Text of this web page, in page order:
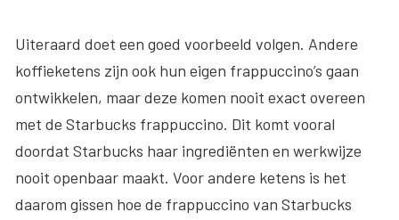
Uiteraard doet een goed voorbeeld volgen. Andere
koffieketens zijn ook hun eigen frappuccino’s gaan
ontwikkelen, maar deze komen nooit exact overeen
met de Starbucks frappuccino. Dit komt vooral
doordat Starbucks haar ingrediënten en werkwijze
nooit openbaar maakt. Voor andere ketens is het
daarom gissen hoe de frappuccino van Starbucks